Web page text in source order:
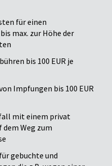
für einen
max. zur Höhe der
bis 100 EUR je
Impfungen bis 100 EUR
mit einem privat
Weg zum
gebuchte und